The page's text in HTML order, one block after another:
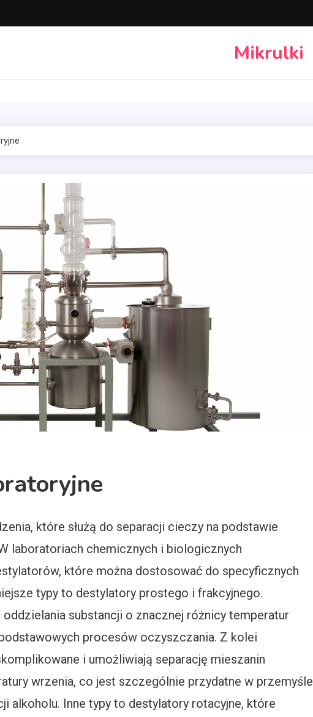
Mikrulki
które służą do separacji cieczy na podstawie
laboratoriach chemicznych i biologicznych
które można dostosować do specyficznych
typy to destylatory prostego i frakcyjnego.
substancji o znacznej różnicy temperatur
procesów oczyszczania. Z kolei
i umożliwiają separację mieszanin
wrzenia, co jest szczególnie przydatne w przemyśle
alkoholu. Inne typy to destylatory rotacyjne, które